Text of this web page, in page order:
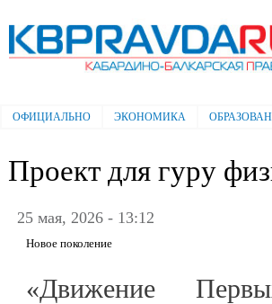
Электронная газета "Кабардино-
Балкарская правда"
Главное меню
ОФИЦИАЛЬНО ЭКОНОМИКА
Проект для гуру
25 мая, 2026 - 13:12
Новое поколение
«Движение